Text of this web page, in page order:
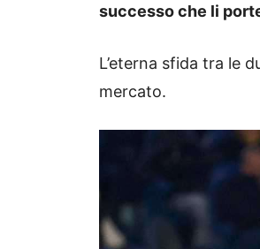
successo che li
L’eterna sfida tra le
mercato.